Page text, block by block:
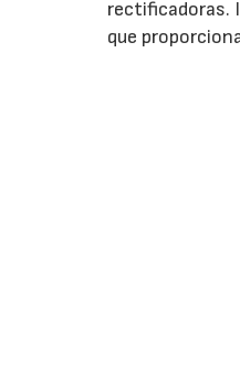
rectificadoras.
que